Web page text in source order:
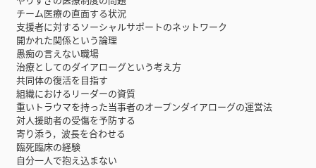
チーム医療の直面する状況
支援者に対するソーシャルサポートのネットワーク
開かれた関係という論理
愚痴の言えない職場
治療としてのダイアローグという考え方
共同体の復活を目指す
組織におけるリーダーの資質
重いトラウマを持った当事者のオープンダイアローグの運営法
対人援助者の受傷を予防する
寄り添う，波長を合わせる
臨死臨床の経験
自分一人で抱え込まない